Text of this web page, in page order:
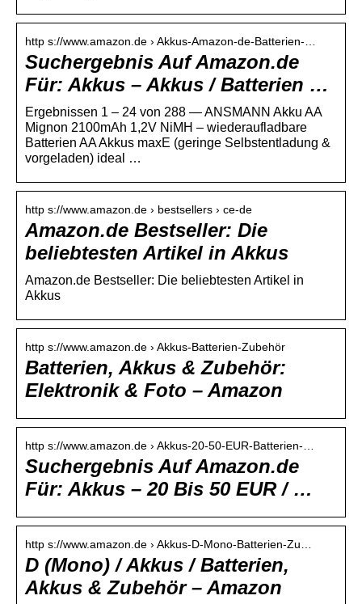
http s://www.amazon.de › Akkus-Amazon-de-Batterien-…
Suchergebnis Auf Amazon.de
Für: Akkus – Akkus / Batterien …
Ergebnissen 1 – 24 von 288 — ANSMANN Akku AA
Mignon 2100mAh 1,2V NiMH – wiederaufladbare
Batterien AA Akkus maxE (geringe Selbstentladung &
vorgeladen) ideal …
http s://www.amazon.de › bestsellers › ce-de
Amazon.de Bestseller: Die
beliebtesten Artikel in Akkus
Amazon.de Bestseller: Die beliebtesten Artikel in
Akkus
http s://www.amazon.de › Akkus-Batterien-Zubehör
Batterien, Akkus & Zubehör:
Elektronik & Foto – Amazon
http s://www.amazon.de › Akkus-20-50-EUR-Batterien-…
Suchergebnis Auf Amazon.de
Für: Akkus – 20 Bis 50 EUR / …
http s://www.amazon.de › Akkus-D-Mono-Batterien-Zu…
D (Mono) / Akkus / Batterien,
Akkus & Zubehör – Amazon